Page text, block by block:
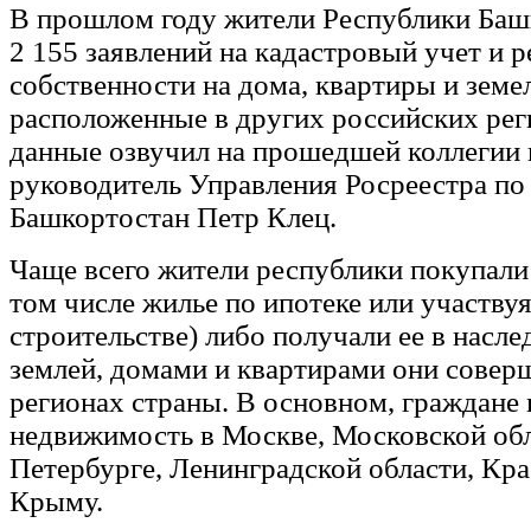
В прошлом году жители Республики
2 155 заявлений на кадастровый учет и
собственности на дома, квартиры и
расположенные в других российских
данные озвучил на прошедшей коллегии
руководитель Управления Росреестра
Башкортостан Петр Клец.
Чаще всего жители республики
том числе жилье по ипотеке или
строительстве) либо получали ее в
землей, домами и квартирами они
регионах страны. В основном, граждане
недвижимость в Москве, Московской
Петербурге, Ленинградской области,
Крыму.